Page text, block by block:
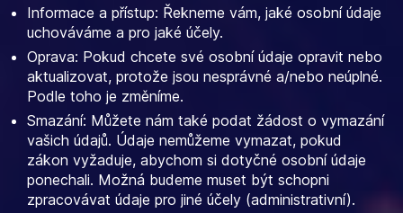
Informace a přístup: Řekneme vám, jaké osobní údaje
uchováváme a pro jaké účely.
Oprava: Pokud chcete své osobní údaje opravit nebo
aktualizovat, protože jsou nesprávné a/nebo neúplné.
Podle toho je změníme.
Smazání: Můžete nám také podat žádost o vymazání
vašich údajů. Údaje nemůžeme vymazat, pokud
zákon vyžaduje, abychom si dotyčné osobní údaje
ponechali. Možná budeme muset být schopni
zpracovávat údaje pro jiné účely (administrativní).